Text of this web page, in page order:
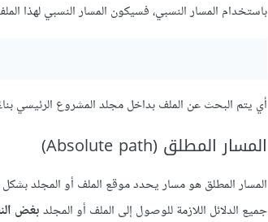
باستخدام المسار النسبي، فسيكون المسار النسبي لهذا
أي يتم البحث عن الملف بداخل مجلد المشروع الرئيسي
المسار المطلق (Absolute path)
المسار المطلق هو مسار يحدد موقع الملف أو المجلد
جميع الدلائل اللازمة للوصول إلى الملف أو المجلدبغض